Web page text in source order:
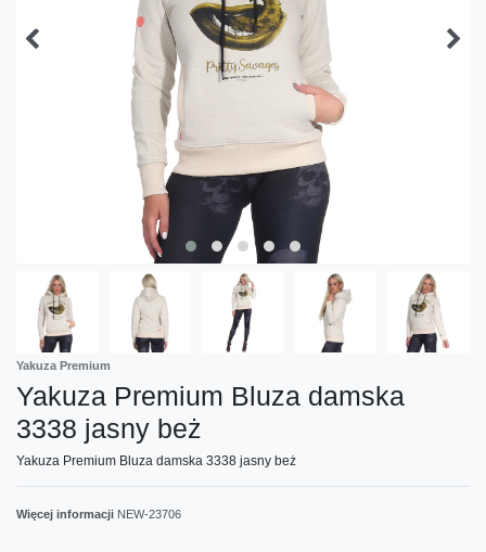
Yakuza Premium
Yakuza Premium Bluza damska
3338 jasny beż
Yakuza Premium Bluza damska 3338 jasny beż
Więcej informacji NEW-23706